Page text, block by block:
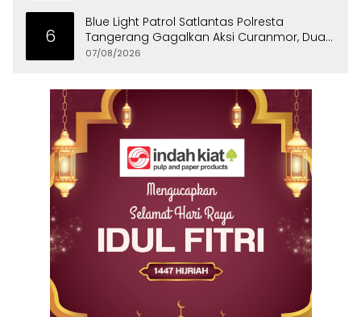
6
Blue Light Patrol Satlantas Polresta
Tangerang Gagalkan Aksi Curanmor, Dua
Pria Diamankan
07/08/2026